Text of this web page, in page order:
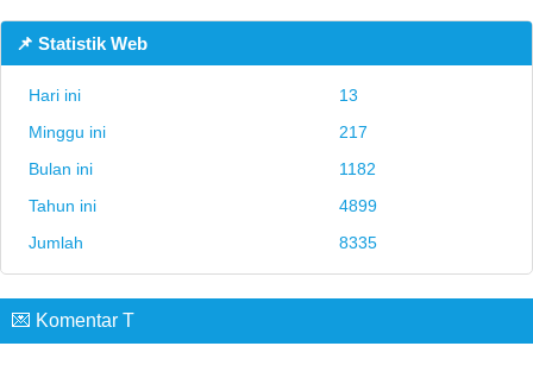
📌 Statistik Web
Hari ini
13
Minggu ini
217
Bulan ini
1182
Tahun ini
4899
Jumlah
8335
💌 Komentar T